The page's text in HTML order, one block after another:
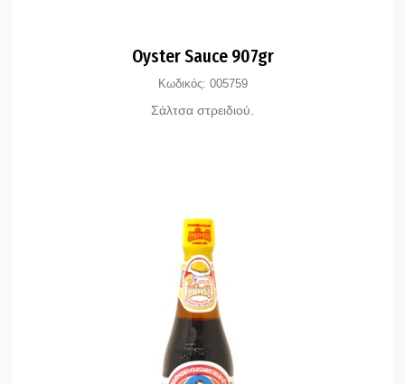
Oyster Sauce 907gr
Κωδικός: 005759
Σάλτσα στρειδιού.